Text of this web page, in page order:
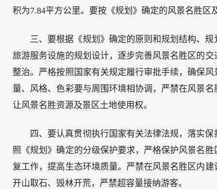
积为7.84平方公里。要按《规划》确定的风景名胜
三、要根据《规划》确定的原则和规划结构、
旅游服务设施的规划设计，逐步完善风景名胜区的
整治。严格按照国家有关规定履行审批手续，确保
量、风格、色彩要与周围环境相协调，严禁在风景
让风景名胜资源及景区土地使用权。
四、要认真贯彻执行国家有关法律法规，落实
照《规划》确定的分级保护要求，严格保护风景名
复工作，提高生态环境质量。严禁在风景名胜区内
开山取石、毁林开荒，严禁超容量接纳游客。